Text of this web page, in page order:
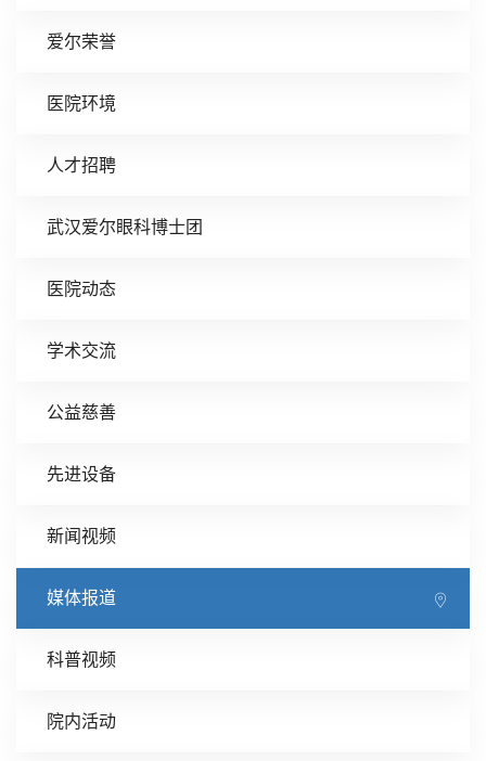
爱尔荣誉
医院环境
人才招聘
武汉爱尔眼科博士团
医院动态
学术交流
公益慈善
先进设备
新闻视频
媒体报道
科普视频
院内活动